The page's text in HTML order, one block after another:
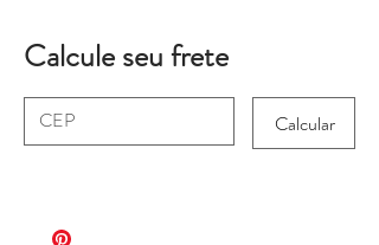
Calcule seu frete
Calcular